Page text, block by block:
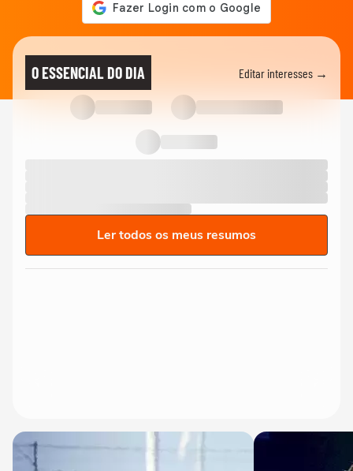
O ESSENCIAL DO DIA Editar interesses →
Ler todos os meus resumos